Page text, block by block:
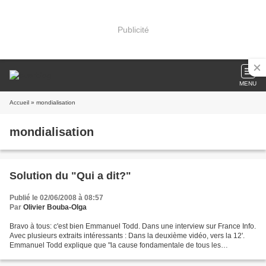
Publicité
MENU
Accueil » mondialisation
mondialisation
Solution du "Qui a dit?"
Publié le 02/06/2008 à 08:57
Par Olivier Bouba-Olga
Bravo à tous: c'est bien Emmanuel Todd. Dans une interview sur France Info.
Avec plusieurs extraits intéressants : Dans la deuxième vidéo, vers la 12'.
Emmanuel Todd explique que "la cause fondamentale de tous les